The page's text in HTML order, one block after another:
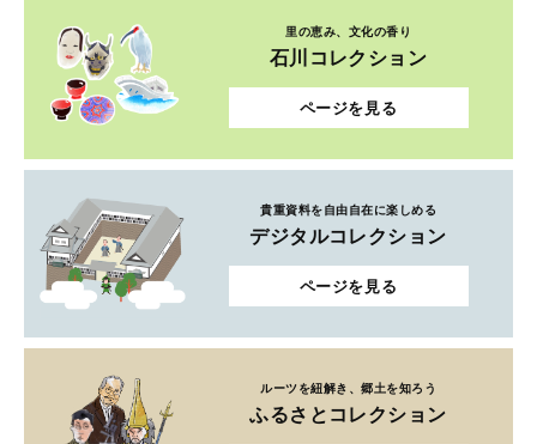
里の恵み、文化の香り
石川コレクション
ページを見る
貴重資料を自由自在に楽しめる
デジタルコレクション
ページを見る
ルーツを紐解き、郷土を知ろう
ふるさとコレクション